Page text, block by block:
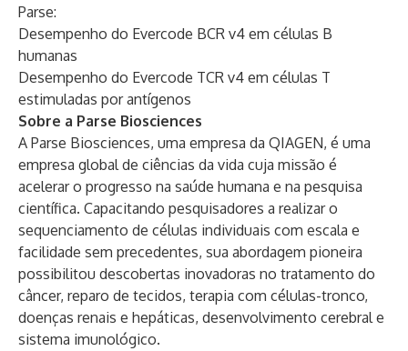
Parse:
Desempenho do Evercode BCR v4 em células B
humanas
Desempenho do Evercode TCR v4 em células T
estimuladas por antígenos
Sobre a Parse Biosciences
A Parse Biosciences, uma empresa da QIAGEN, é uma
empresa global de ciências da vida cuja missão é
acelerar o progresso na saúde humana e na pesquisa
científica. Capacitando pesquisadores a realizar o
sequenciamento de células individuais com escala e
facilidade sem precedentes, sua abordagem pioneira
possibilitou descobertas inovadoras no tratamento do
câncer, reparo de tecidos, terapia com células-tronco,
doenças renais e hepáticas, desenvolvimento cerebral e
sistema imunológico.